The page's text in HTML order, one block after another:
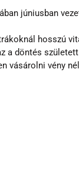
júniusban
hosszú
a döntés
vásárolni vény